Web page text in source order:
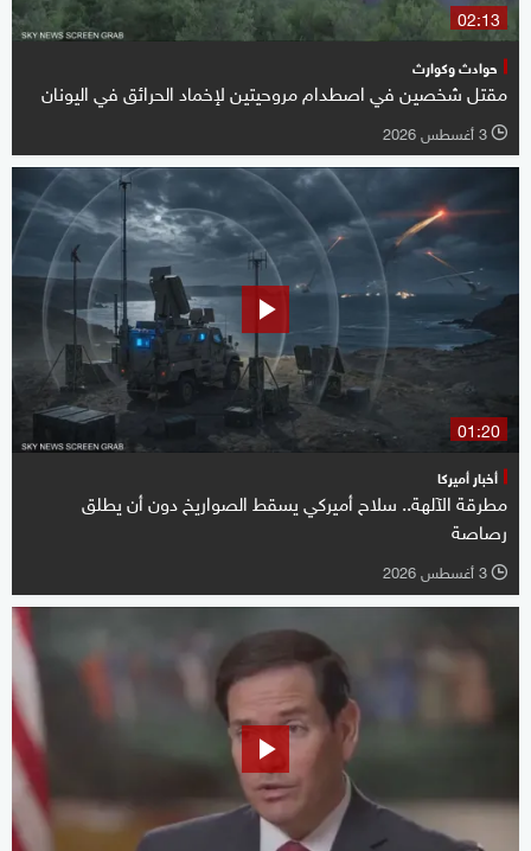
02:13
حوادث وكوارث
مقتل شخصين في اصطدام مروحيتين لإخماد الحرائق في اليونان
l 3 أغسطس 2026
01:20
أخبار أميركا
مطرقة الآلهة.. سلاح أميركي يسقط الصواريخ دون أن يطلق
رصاصة
l 3 أغسطس 2026